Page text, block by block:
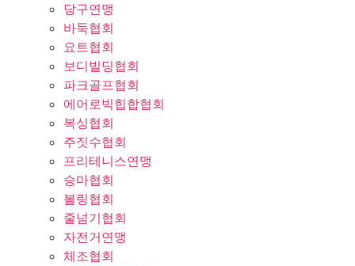
당구연맹
바둑협회
요트협회
보디빌딩협회
파크골프협회
에어로빅힙합협회
복싱협회
주짓수협회
프리테니스연맹
승마협회
볼링협회
줄넘기협회
자전거연맹
체조협회